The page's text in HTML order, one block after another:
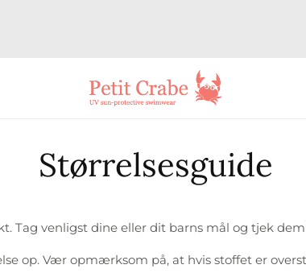
Størrelsesguide
Tag venligst dine eller dit barns mål og tjek
op. Vær opmærksom på, at hvis stoffet er